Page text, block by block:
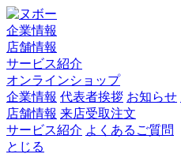
企業情報
店舗情報
サービス紹介
オンラインショップ
企業情報 代表者挨拶 お知らせ
店舗情報 来店受取注文
サービス紹介 よくあるご質問
とじる